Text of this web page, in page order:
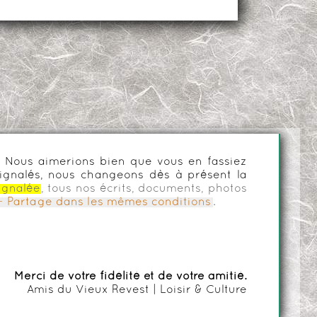
aimerions bien que vous en fassiez
nous changeons dès à présent la
, tous nos écrits, documents, photos
Partage dans les mêmes conditions .
Merci de votre fidélité et de votre amitié.
Amis du Vieux Revest | Loisir & Culture